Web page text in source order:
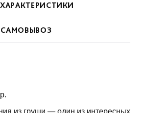
ХАРАКТЕРИСТИКИ
САМОВЫВОЗ